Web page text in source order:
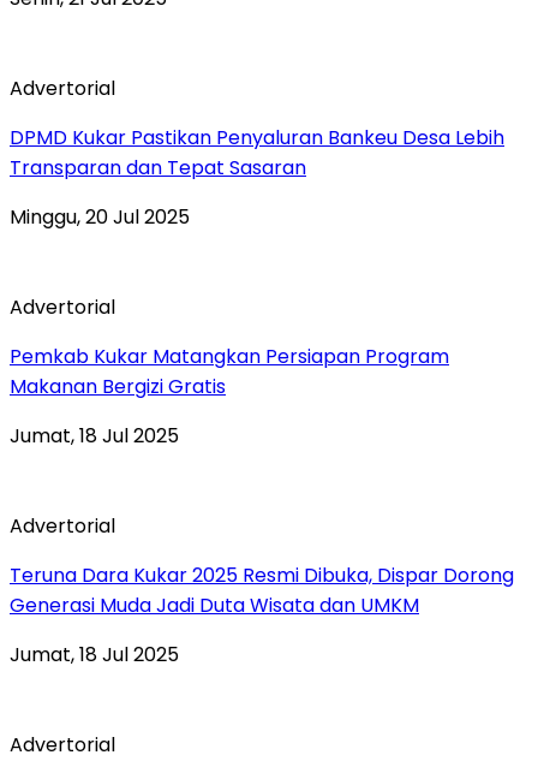
Advertorial
DPMD Kukar Pastikan Penyaluran Bankeu Desa Lebih
Transparan dan Tepat Sasaran
Minggu, 20 Jul 2025
Advertorial
Pemkab Kukar Matangkan Persiapan Program
Makanan Bergizi Gratis
Jumat, 18 Jul 2025
Advertorial
Teruna Dara Kukar 2025 Resmi Dibuka, Dispar Dorong
Generasi Muda Jadi Duta Wisata dan UMKM
Jumat, 18 Jul 2025
Advertorial